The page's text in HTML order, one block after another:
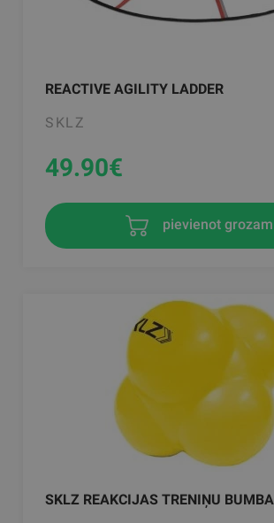
REACTIVE AGILITY LADDER
SKLZ
49.90€
pievienot grozam
SKLZ REAKCIJAS TRENIŅU BUMBA